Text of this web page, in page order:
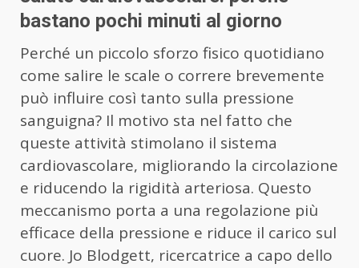
bastano pochi minuti al giorno
Perché un piccolo sforzo fisico quotidiano
come salire le scale o correre brevemente
può influire così tanto sulla pressione
sanguigna? Il motivo sta nel fatto che
queste attività stimolano il sistema
cardiovascolare, migliorando la circolazione
e riducendo la rigidità arteriosa. Questo
meccanismo porta a una regolazione più
efficace della pressione e riduce il carico sul
cuore. Jo Blodgett, ricercatrice a capo dello